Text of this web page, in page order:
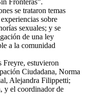
Fronteras”.
se trataron temas
sobre
sexuales; y se
de una ley
a la comunidad
Freyre, estuvieron
Ciudadana, Norma
Alejandra Filippetti;
y el coordinador de